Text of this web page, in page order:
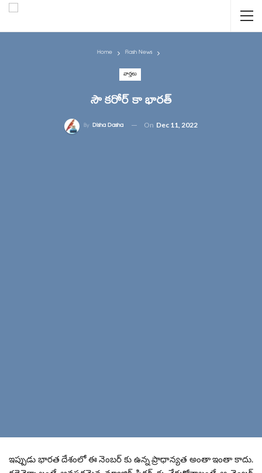
Home Flash News
వార్తలు
సౌ కరోర్ కా భారత్
By Disha Dasha On Dec 11, 2022
ఇప్పుడు భారత దేశంలో ఈ నెంబర్ కు ఉన్న ప్రాధాన్యత అంతా ఇంతా కాదు.